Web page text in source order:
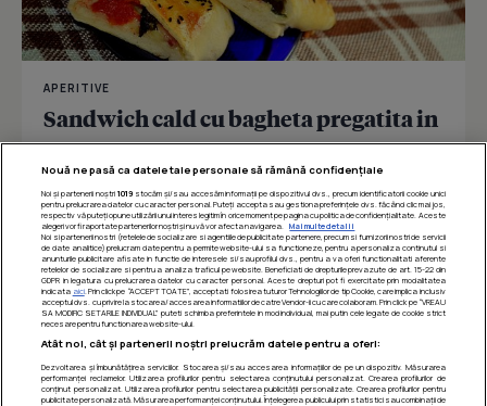
APERITIVE
Sandwich cald cu bagheta pregatita in
casa
Îmi place Distribuie
Nouă ne pasă ca datele tale personale să rămână confidențiale
Noi și partenerii noștri 1019stocăm și/sau accesăm informații pe dispozitivul dvs., precum identificatorii cookie unici
pentru prelucrarea datelor cu caracter personal. Puteți accepta sau gestiona preferințele dvs. făcând clic mai jos,
respectiv vă puteți opune utilizării unui interes legitim în orice moment pe pagina cu politica de confidențialitate. Aceste
alegeri vor fi raportate partenerilor noștri și nu vă vor afecta navigarea.
Mai multe detalii
Noi si partenerii nostri (retelele de socializare si agentiile de publicitate partenere, precum si furnizorii nostri de servicii
de date analitice) prelucram date pentru a permite website-ului sa functioneze, pentru a personaliza continutul si
anunturile publicitare afisate in functie de interesele si/sau profilul dvs., pentru a va oferi functionalitati aferente
retelelor de socializare si pentru a analiza traficul pe website. Beneficiati de drepturile prevazute de art. 15-22 din
GDPR in legatura cu prelucrarea datelor cu caracter personal. Aceste drepturi pot fi exercitate prin modalitatea
indicata aici. Prin click pe “ACCEPT TOATE”, acceptati folosirea tuturor Tehnologiilor de tip Cookie, care implica inclusiv
acceptul dvs. cu privire la stocarea/accesarea informatiilor de catre Vendor-ii cu care colaboram. Prin click pe “VREAU
SA MODIFIC SETARILE INDIVIDUAL” puteti schimba preferintele in mod individual, mai putin cele legate de cookie strict
necesare pentru functionarea website-ului.
Atât noi, cât și partenerii noștri prelucrăm datele pentru a oferi:
Dezvoltarea și îmbunătățirea serviciilor. Stocarea și/sau accesarea informațiilor de pe un dispozitiv. Măsurarea
performanței reclamelor. Utilizarea profilurilor pentru selectarea conținutului personalizat. Crearea profilurilor de
conținut personalizat. Utilizarea profilurilor pentru selectarea publicității personalizate. Crearea profilurilor pentru
publicitate personalizată. Măsurarea performanței conținutului. Înțelegerea publicului prin statistici sau combinații de